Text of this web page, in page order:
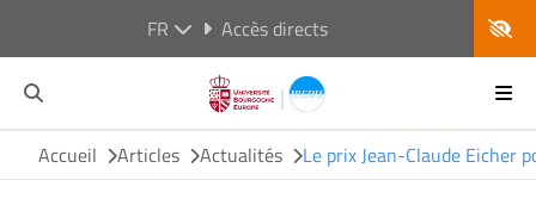
FR Accès directs
Accueil Articles Actualités Le prix Jean-Claude Eicher